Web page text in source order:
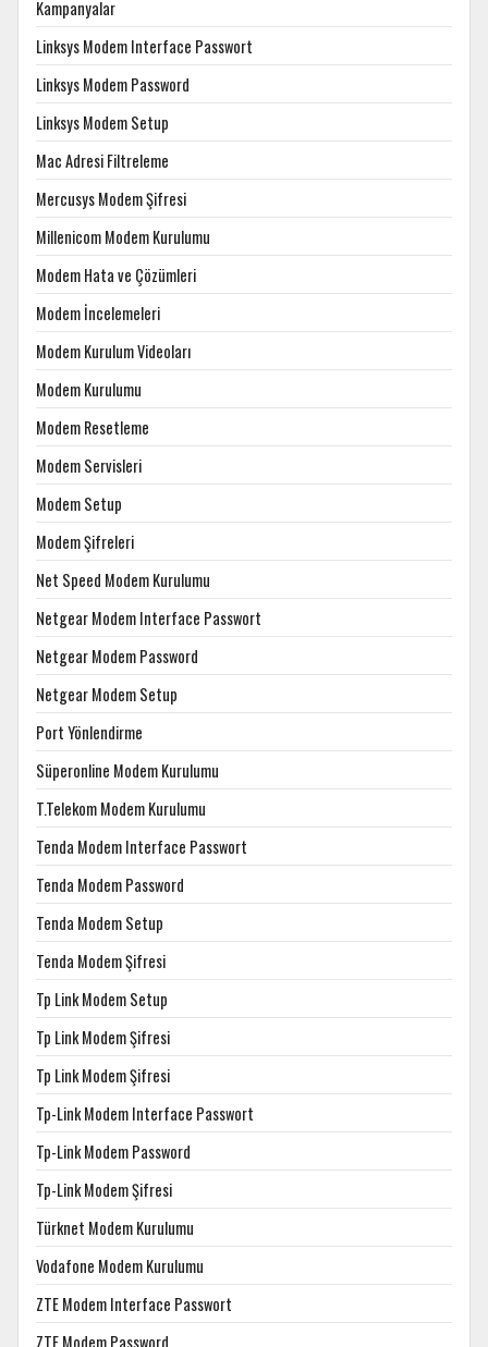
Kampanyalar
Linksys Modem Interface Passwort
Linksys Modem Password
Linksys Modem Setup
Mac Adresi Filtreleme
Mercusys Modem Şifresi
Millenicom Modem Kurulumu
Modem Hata ve Çözümleri
Modem İncelemeleri
Modem Kurulum Videoları
Modem Kurulumu
Modem Resetleme
Modem Servisleri
Modem Setup
Modem Şifreleri
Net Speed Modem Kurulumu
Netgear Modem Interface Passwort
Netgear Modem Password
Netgear Modem Setup
Port Yönlendirme
Süperonline Modem Kurulumu
T.Telekom Modem Kurulumu
Tenda Modem Interface Passwort
Tenda Modem Password
Tenda Modem Setup
Tenda Modem Şifresi
Tp Link Modem Setup
Tp Link Modem Şifresi
Tp Link Modem Şifresi
Tp-Link Modem Interface Passwort
Tp-Link Modem Password
Tp-Link Modem Şifresi
Türknet Modem Kurulumu
Vodafone Modem Kurulumu
ZTE Modem Interface Passwort
ZTE Modem Password